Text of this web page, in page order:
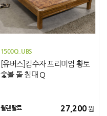
1500Q_UBS
[유버스]김수자 프리미엄 황토
숯볼 돌 침대 Q
월렌탈료 27,200원